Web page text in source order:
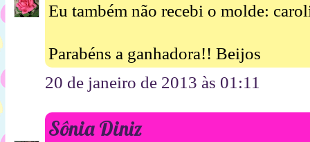
Eu também não recebi o molde:
Parabéns a ganhadora!! Beijos
20 de janeiro de 2013 às 01:11
Sônia Diniz